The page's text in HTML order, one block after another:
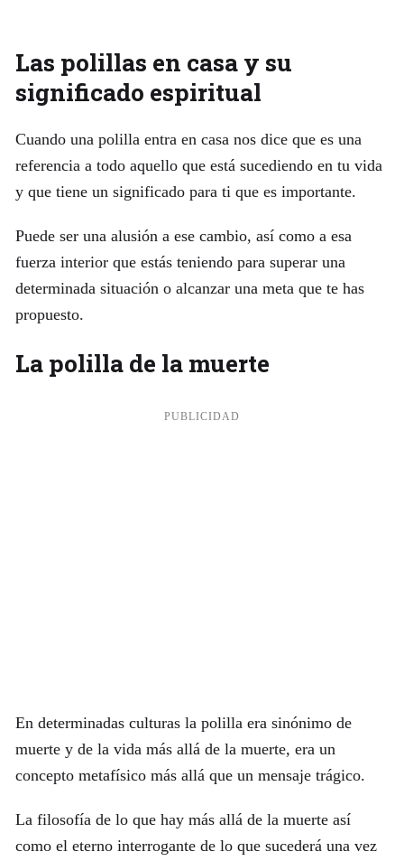
Las polillas en casa y su
significado espiritual
Cuando una polilla entra en casa nos dice que es una
referencia a todo aquello que está sucediendo en tu vida
y que tiene un significado para ti que es importante.
Puede ser una alusión a ese cambio, así como a esa
fuerza interior que estás teniendo para superar una
determinada situación o alcanzar una meta que te has
propuesto.
La polilla de la muerte
En determinadas culturas la polilla era sinónimo de
muerte y de la vida más allá de la muerte, era un
concepto metafísico más allá que un mensaje trágico.
La filosofía de lo que hay más allá de la muerte así
como el eterno interrogante de lo que sucederá una vez